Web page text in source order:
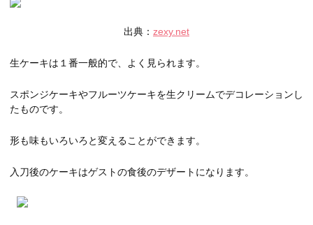
出典： zexy.net
生ケーキは１番一般的で、よく見られます。
スポンジケーキやフルーツケーキを生クリームでデコレーションし
たものです。
形も味もいろいろと変えることができます。
入刀後のケーキはゲストの食後のデザートになります。